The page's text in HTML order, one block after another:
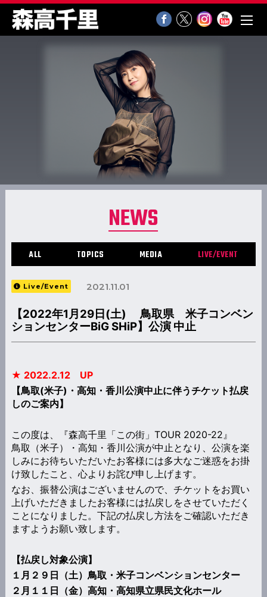
NEWS
ALL TOPICS MEDIA LIVE/EVENT
Live/Event 2021.11.01
【2022年1月29日(土) 鳥取県 米子コンベン
ションセンターBiG SHiP】公演 中止
★ 2022.2.12 UP
【鳥取(米子)・高知・香川公演中止に伴うチケット払戻
しのご案内】
この度は、『森高千里「この街」TOUR 2020-22』
鳥取（米子）・高知・香川公演が中止となり、公演を楽
しみにお待ちいただいたお客様には多大なご迷惑をお掛
け致したこと、心よりお詫び申し上げます。
なお、振替公演はございませんので、チケットをお買い
上げいただきましたお客様には払戻しをさせていただく
ことになりました。下記の払戻し方法をご確認いただき
ますようお願い致します。
【払戻し対象公演】
１月２９日（土）鳥取・米子コンベンションセンター
２月１１日（金）高知・高知県立県民文化ホール